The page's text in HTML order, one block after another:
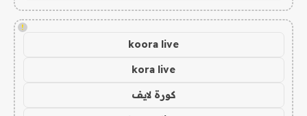
!
koora live
kora live
كورة لايف